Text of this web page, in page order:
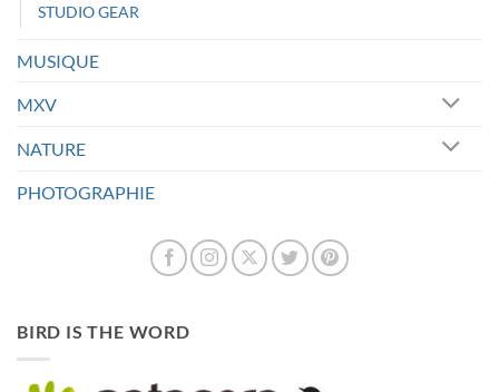
STUDIO GEAR
MUSIQUE
MXV
NATURE
PHOTOGRAPHIE
BIRD IS THE WORD